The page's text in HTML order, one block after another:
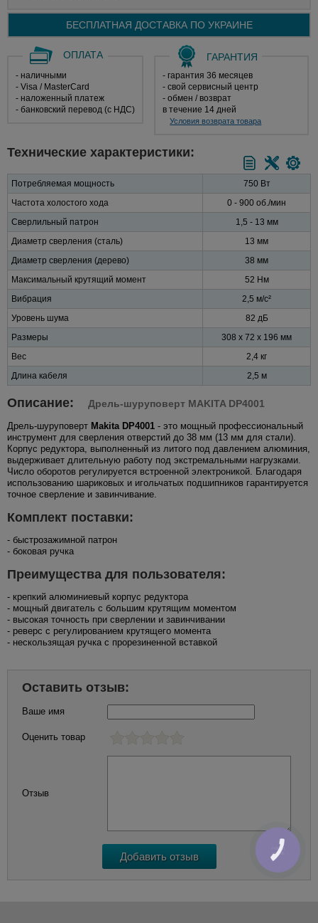
БЕСПЛАТНАЯ ДОСТАВКА ПО УКРАИНЕ
ОПЛАТА
- наличными
- Visa / MasterCard
- наложенный платеж
- банковский перевод (с НДС)
ГАРАНТИЯ
- гарантия 36 месяцев
- свой сервисный центр
- обмен / возврат
в течение 14 дней
Условия возврата товара
Технические характеристики:
Потребляемая мощность
750 Вт
Частота холостого хода
0 - 900 об./мин
Сверлильный патрон
1,5 - 13 мм
Диаметр сверления (сталь)
13 мм
Диаметр сверления (дерево)
38 мм
Максимальный крутящий момент
52 Нм
Вибрация
2,5 м/с²
Уровень шума
82 дБ
Размеры
308 х 72 х 196 мм
Вес
2,4 кг
Длина кабеля
2,5 м
Описание: Дрель-шуруповерт MAKITA DP4001
Дрель-шуруповерт Makita DP4001 - это мощный профессиональный
инструмент для сверления отверстий до 38 мм (13 мм для стали).
Корпус редуктора, выполненный из литого под давлением алюминия,
выдерживает длительную работу под экстремальными нагрузками.
Число оборотов регулируется встроенной электроникой. Благодаря
использованию шариковых и игольчатых подшипников гарантируется
точное сверление и завинчивание.
Комплект поставки:
- быстрозажимной патрон
- боковая ручка
Преимущества для пользователя:
- крепкий алюминиевый корпус редуктора
- мощный двигатель с большим крутящим моментом
- высокая точность при сверлении и завинчивании
- реверс с регулированием крутящего момента
- нескользящая ручка с прорезиненной вставкой
Оставить отзыв:
Ваше имя
Оценить товар
Отзыв
КНОПКА
ЗВ'ЯЗКУ